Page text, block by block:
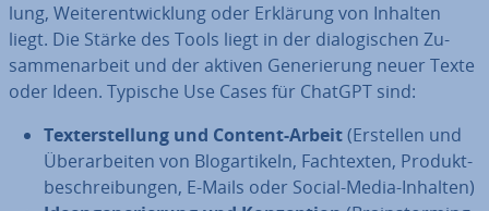
lung, Wei­ter­ent­wick­lung oder Erklärung von Inhalten
liegt. Die Stärke des Tools liegt in der dia­lo­gi­schen Zu­
sam­men­ar­beit und der aktiven Ge­ne­rie­rung neuer Texte
oder Ideen. Typische Use Cases für ChatGPT sind:
Tex­terstel­lung und Content-Arbeit(Erstellen und
Über­ar­bei­ten von Blog­ar­ti­keln, Fach­tex­ten, Pro­dukt­
be­schrei­bun­gen, E-Mails oder Social-Media-Inhalten)